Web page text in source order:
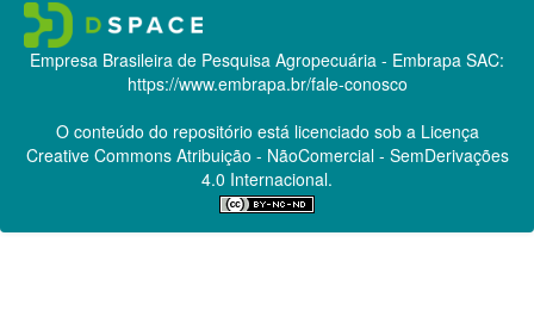
Empresa Brasileira de Pesquisa Agropecuária - Embrapa SAC:
https://www.embrapa.br/fale-conosco
O conteúdo do repositório está licenciado sob a Licença
Creative CommonsAtribuição - NãoComercial - SemDerivações
4.0 Internacional.